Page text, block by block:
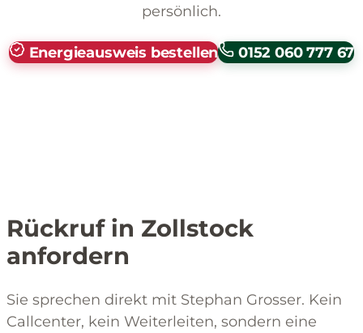
persönlich.
Energieausweis bestellen 0152 060 777 67
Rückruf in Zollstock
anfordern
Sie sprechen direkt mit Stephan Grosser. Kein
Callcenter, kein Weiterleiten, sondern eine